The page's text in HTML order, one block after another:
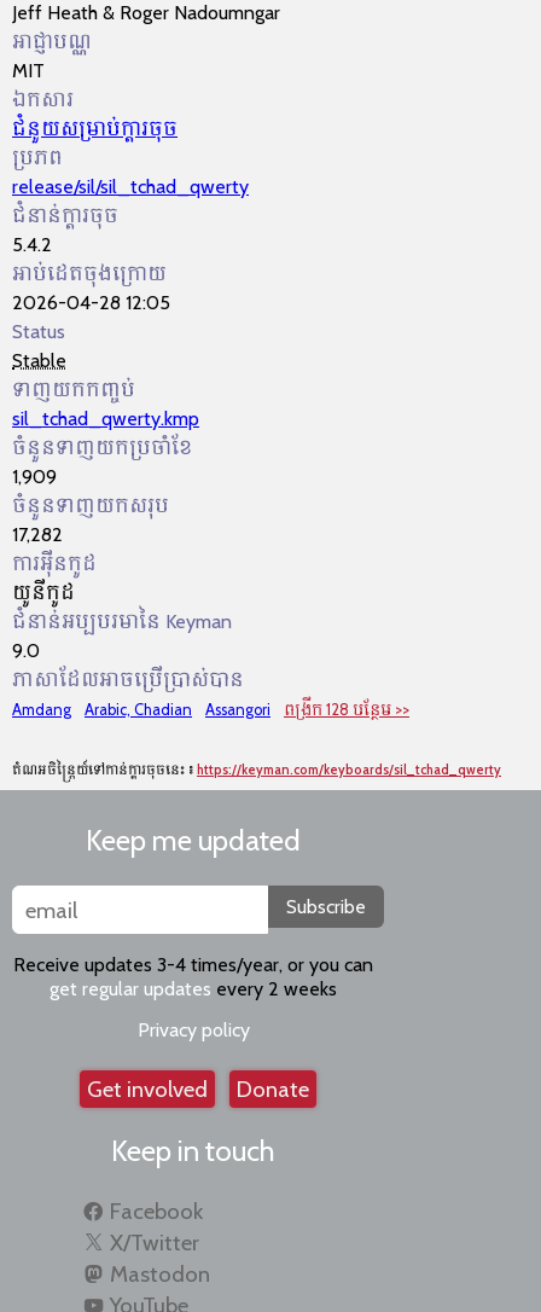
Jeff Heath & Roger Nadoumngar
អាជ្ញា​បណ្ណ​
MIT
ឯកសារ
ជំនួយ​សម្រាប់​ក្ដារចុច
ប្រភព
release/sil/sil_tchad_qwerty
ជំនាន់ក្ដារចុច
5.4.2
អាប់ដេតចុងក្រោយ
2026-04-28 12:05
Status
Stable
ទាញយកកញ្ចប់
sil_tchad_qwerty.kmp
ចំនួនទាញយកប្រចាំខែ
1,909
ចំនួនទាញយកសរុប
17,282
ការអ៊ីនកូដ
យូនីកូដ
ជំនាន់អប្បបរមានៃ Keyman
9.0
ភាសាដែលអាចប្រើប្រាស់បាន
Amdang Arabic, Chadian Assangori ពង្រីក 128 បន្ថែម >>
តំណអចិន្ត្រៃយ៍ទៅកាន់ក្ដារចុចនេះ៖ https://keyman.com/keyboards/sil_tchad_qwerty
Keep me updated
Subscribe
Receive updates 3-4 times/year, or you can
get regular updates every 2 weeks
Privacy policy
Get involved Donate
Keep in touch
Facebook
X/Twitter
Mastodon
YouTube